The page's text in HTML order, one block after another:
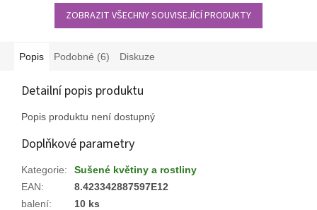
ZOBRAZIT VŠECHNY SOUVISEJÍCÍ PRODUKTY
Popis Podobné (6) Diskuze
Detailní popis produktu
Popis produktu není dostupný
Doplňkové parametry
Kategorie:
Sušené květiny a rostliny
EAN:
8.423342887597E12
balení:
10 ks